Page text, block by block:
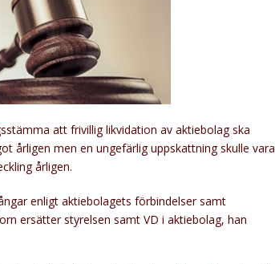
att frivillig likvidation av aktiebolag ska
årligen men en ungefärlig uppskattning skulle vara
årligen.
enligt aktiebolagets förbindelser samt
ersätter styrelsen samt VD i aktiebolag, han